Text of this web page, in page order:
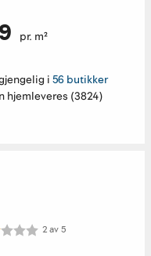
pr. m²
i 56 butikker
hjemleveres (3824)
2.0 av 5 mulige
2av5